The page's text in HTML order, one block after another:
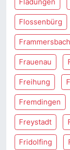
Fladungen
Flossenbürg
Frammersbach
Frauenau
Freihung
Fremdingen
Freystadt
Fridolfing